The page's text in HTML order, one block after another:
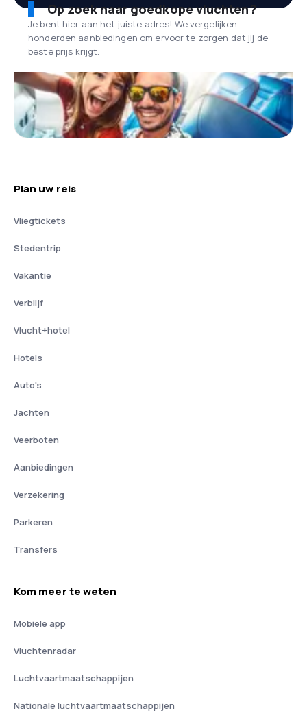
Op zoek naar goedkope vluchten?
Je bent hier aan het juiste adres! We vergelijken
honderden aanbiedingen om ervoor te zorgen dat jij de
beste prijs krijgt.
Plan uw reis
Vliegtickets
Stedentrip
Vakantie
Verblijf
Vlucht+hotel
Hotels
Auto's
Jachten
Veerboten
Aanbiedingen
Verzekering
Parkeren
Transfers
Kom meer te weten
Mobiele app
Vluchtenradar
Luchtvaartmaatschappijen
Nationale luchtvaartmaatschappijen